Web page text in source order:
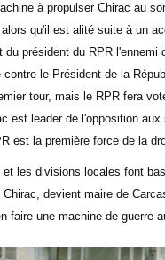
à propulser Chirac au
qu'il est alité suite à un
président du RPR l'ennemi
le Président de la
tour, mais le RPR fera
est leader de l'opposition
est la première force de la
les divisions locales font
devient maire de
faire une machine de guerre